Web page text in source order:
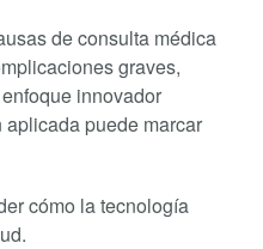
de consulta médica
graves,
innovador
puede marcar
cómo la tecnología